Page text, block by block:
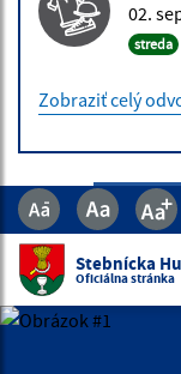
02.
streda
Zobraziť celý
16.07.2026 | Rôzne
Výzva na
Stebnícka
Oficiálna stránka